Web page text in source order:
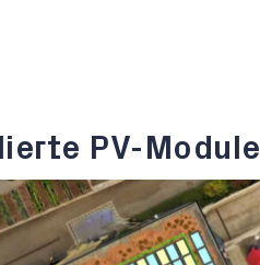
PV-Module